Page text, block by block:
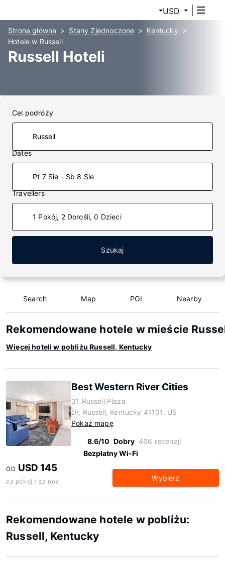
USD
Strona główna Stany Zjednoczone
Kentucky
Hotele w Russell
Russell Hoteli
Cel podróży
Dates
Pt 7 Sie - Sb 8 Sie
Travellers
1 Pokój, 2 Dorośli, 0 Dzieci
Szukaj
Search Map POI Nearby
Rekomendowane hotele w mieście
Więcej hoteli w pobliżu Russell, Kentucky
Best Western River Cities
31 Russell Plaza
Dr, Russell, Kentucky 41101, US
Pokaż mapę
8.6/10 Dobry 466 recenzji
Bezpłatny Wi-Fi
OD USD 145
za pokój / za noc Wybierz
Rekomendowane hotele w pobliżu:
Russell, Kentucky